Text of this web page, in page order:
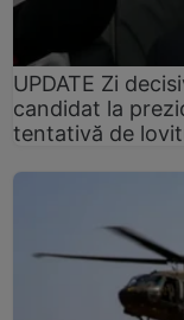
UPDATE Zi
candidat la
tentativă de